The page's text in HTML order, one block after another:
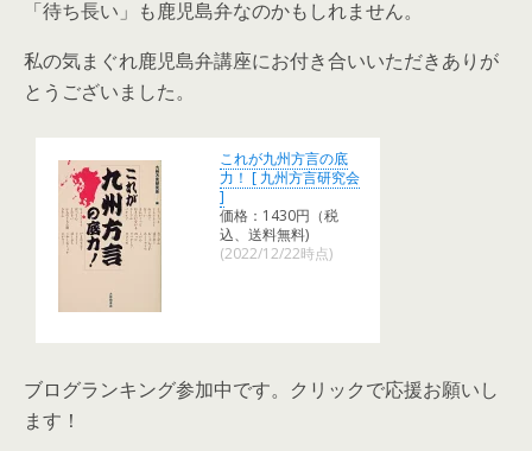
「待ち長い」も鹿児島弁なのかもしれません。
私の気まぐれ鹿児島弁講座にお付き合いいただきありが
とうございました。
これが九州方言の底
力！ [ 九州方言研究会
]
価格：1430円（税
込、送料無料)
(2022/12/22時点)
ブログランキング参加中です。クリックで応援お願いし
ます！